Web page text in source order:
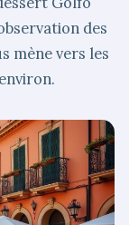
des
mène vers les